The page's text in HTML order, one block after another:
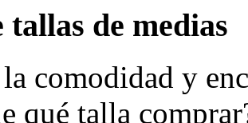
tallas de medias
comodidad y
qué talla